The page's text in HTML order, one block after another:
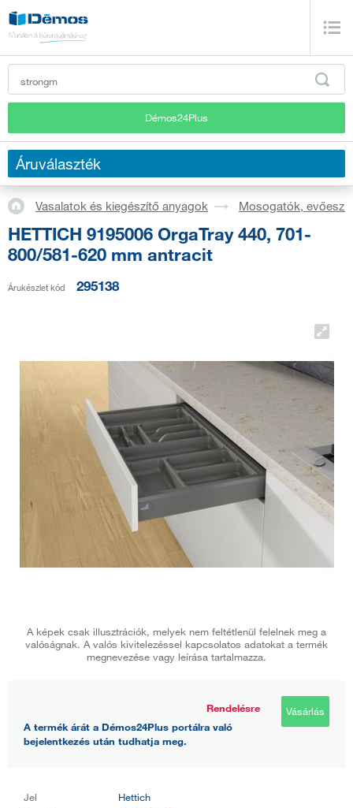
Démos24Plus
Áruválaszték
Vasalatok és kiegészítő anyagok Mosogatók,
HETTICH 9195006 OrgaTray 440, 701-
800/581-620 mm antracit
Árukészlet kód 295138
A képek csak illusztrációk, melyek nem feltétlenül felelnek meg a
valóságnak. A valós kivitelezéssel kapcsolatos adatokat a termék
megnevezése vagy leírása tartalmazza.
Rendelésre
A termék árát a Démos24Plus portálra való
bejelentkezés után tudhatja meg.
Vásárlás
Jel
Hettich